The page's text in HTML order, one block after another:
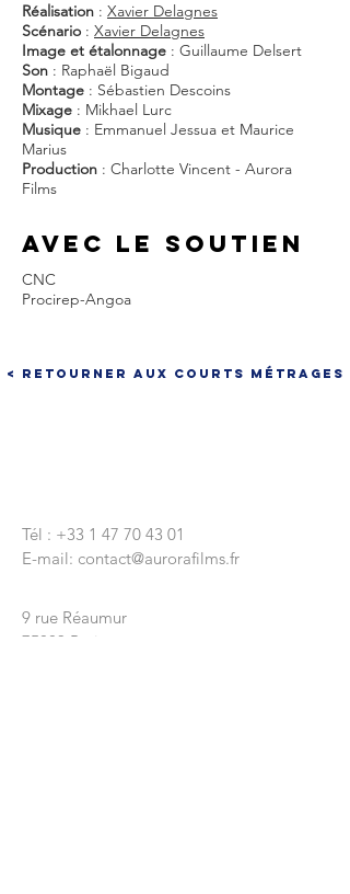
Réalisation : Xavier Delagnes
Scénario : Xavier Delagnes
Image et étalonnage : Guillaume Delsert
Son : Raphaël Bigaud
Montage : Sébastien Descoins
Mixage : Mikhael Lurc
Musique : Emmanuel Jessua et Maurice
Marius
Production : Charlotte Vincent - Aurora
Films
AVEC LE SOUTIEN
CNC
Procirep-Angoa
< Retourner aux courts métrages
Tél : +33 1 47 70 43 01
E-mail: contact@aurorafilms.fr
9 rue Réaumur
75003 Paris